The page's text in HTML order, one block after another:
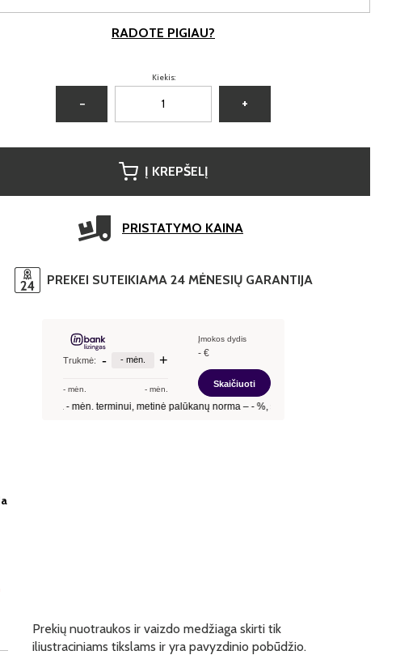
RADOTE PIGIAU?
Kiekis:
− +
Į KREPŠELĮ
PRISTATYMO KAINA
PREKEI SUTEIKIAMA 24 MĖNESIŲ GARANTIJA
Prekių nuotraukos ir vaizdo medžiaga skirti tik
iliustraciniams tikslams ir yra pavyzdinio pobūdžio.